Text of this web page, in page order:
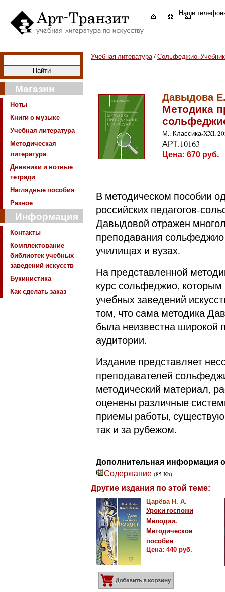
Наши
Магазин
Ноты
Книги о музыке
Учебная литература
Методическая
литература
Дневники и нотные
тетради
Наглядные пособия
Разное
Информация
Контакты
Комплектование
библиотек учебных
заведений искусств
Букинистика
Как сделать заказ
Учебная литература/Сольфеджио.
Давыдова
Методика
М.: Классика-XXI,
АРТ.10163
Цена: 670 руб.
В методическом пособии
российских педагогов-
Давыдовой отражен
преподавания
училищах и вузах.
На представленной
курс сольфеджио, которым
учебных заведений
том, что сама методика
была неизвестна широкой
аудитории.
Издание представляет
преподавателей
методический материал,
оценены различные
приемы работы,
так и за рубежом.
Дополнительная информация
Содержание (85 Kb)
Другие издания по этой теме:
Царёва Н. А.
Уроки госпожи
Мелодии.
Методическое
пособие
Цена: 440 руб.